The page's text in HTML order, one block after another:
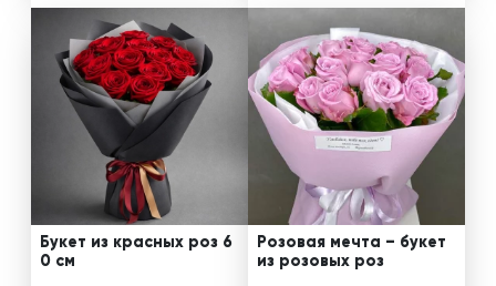
Букет из красных роз 6
0 см
Розовая мечта – букет
из розовых роз